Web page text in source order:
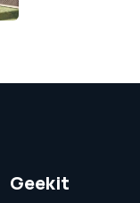
Geekit